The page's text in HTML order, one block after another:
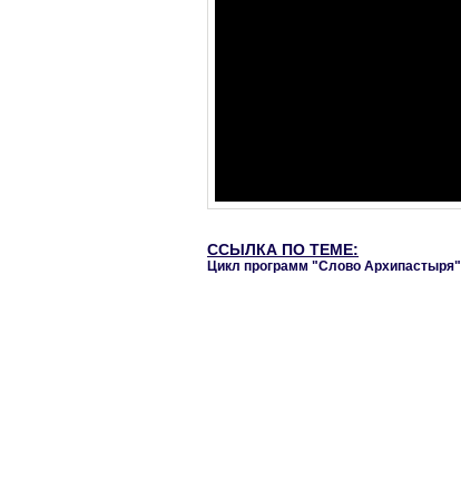
ССЫЛКА ПО ТЕМЕ:
Цикл программ "Слово Архипастыря"